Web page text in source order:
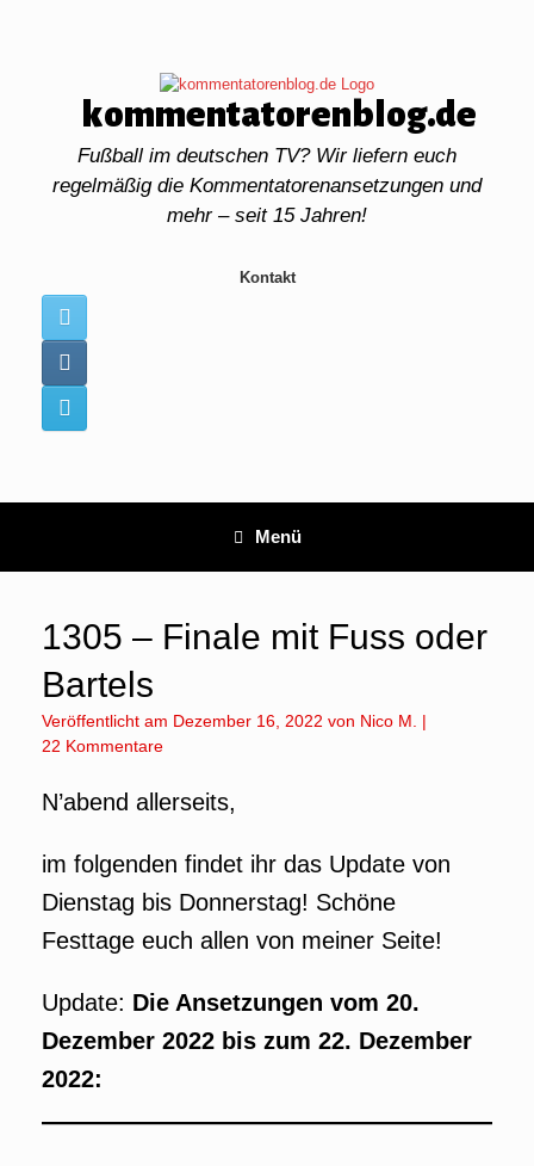
kommentatorenblog.de
Fußball im deutschen TV? Wir liefern euch
regelmäßig die Kommentatorenansetzungen und
mehr – seit 15 Jahren!
Kontakt
Menü
1305 – Finale mit Fuss oder
Bartels
Veröffentlicht am Dezember 16, 2022 von Nico M.
|
22 Kommentare
N’abend allerseits,
im folgenden findet ihr das Update von
Dienstag bis Donnerstag! Schöne
Festtage euch allen von meiner Seite!
Update: Die Ansetzungen vom 20.
Dezember 2022 bis zum 22. Dezember
2022: